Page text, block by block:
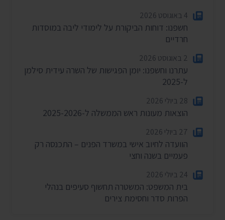
4 באוגוסט 2026
חשפנו: דוחות הביקורת על לימודי ליבה במוסדות
חרדיים
2 באוגוסט 2026
עתרנו וחשפנו: יומן הפגישות של השרה עידית סילמן
ל-2025
28 ביולי 2026
הוצאות מעונות ראש הממשלה ל-2025-2026
27 ביולי 2026
הוועדה לחיוב אישי במשרד הפנים – התכנסה רק
פעמיים בשנה וחצי
24 ביולי 2026
בית המשפט: המשטרה תחשוף סעיפים בנהלי
הפרות סדר וחסימת צירים